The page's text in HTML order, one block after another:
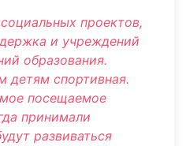
проектов,
и учреждений
образования.
спортивная.
посещаемое
принимали
развиваться